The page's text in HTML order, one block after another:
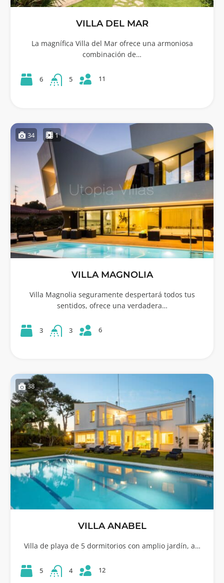
VILLA DEL MAR
La magnífica Villa del Mar ofrece una armoniosa
combinación de…
6 5 11
34 1
VILLA MAGNOLIA
Villa Magnolia seguramente despertará todos tus
sentidos, ofrece una verdadera…
3 3 6
38
VILLA ANABEL
Villa de playa de 5 dormitorios con amplio jardín, a…
5 4 12